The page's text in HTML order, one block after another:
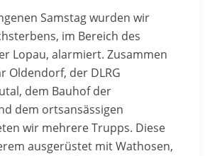
Samstag wurden wir
im Bereich des
Lopau, alarmiert. Zusammen
Oldendorf, der DLRG
dem Bauhof der
dem ortsansässigen
wir mehrere Trupps. Diese
ausgerüstet mit Wathosen,